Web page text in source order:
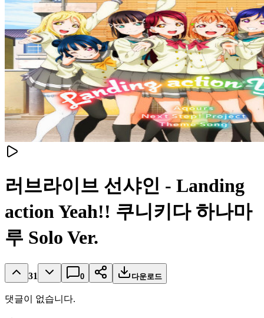
러브라이브 선샤인 - Landing
action Yeah!! 쿠니키다 하나마
루 Solo Ver.
31 0 다운로드
댓글이 없습니다.